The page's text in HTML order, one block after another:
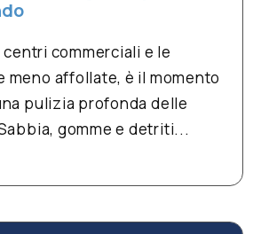
centri commerciali e le
meno affollate, è il momento
pulizia profonda delle
gomme e detriti...